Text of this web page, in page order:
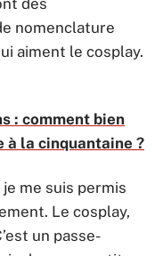
nomenclature
aiment le cosplay.
: comment bien
à la cinquantaine ?
me suis permis
Le cosplay,
un passe-